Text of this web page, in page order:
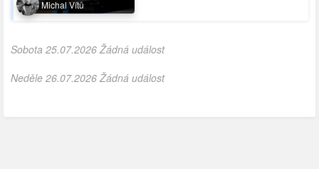
Michal Vítů
Sobota 25.07.2026 Žádná událost
Neděle 26.07.2026 Žádná událost